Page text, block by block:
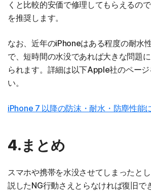
くと比較的安価で修理してもらえるの
を推奨します。
なお、近年のiPhoneはある程度の耐水
で、短時間の水没であれば大きな問題
られます。詳細は以下Apple社のページ
い。
iPhone 7 以降の防沫・耐水・防塵性能
4.まとめ
スマホや携帯を水没させてしまったと
説したNG行動さえとらなければ復旧で